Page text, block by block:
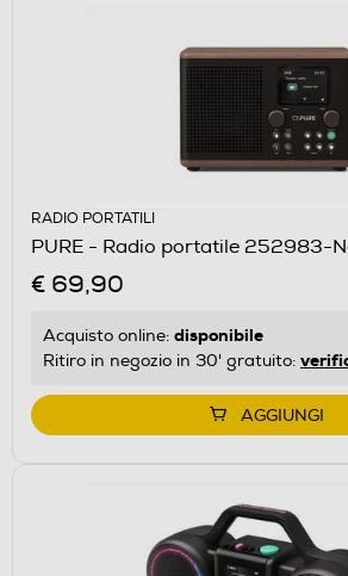
RADIO PORTATILI
PURE - Radio portatile 252983-
€ 69,90
Acquisto online: disponibile
Ritiro in negozio in 30' gratuito:
AGGIUNGI